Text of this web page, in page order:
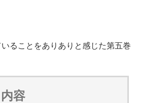
ることをありありと感じた第五巻
容